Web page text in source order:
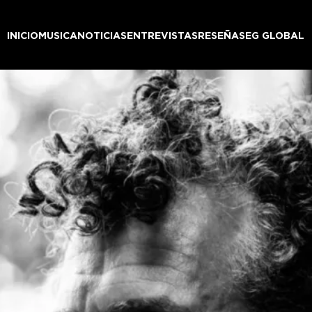
INICIOMUSICANOTICIASENTREVISTASRESEÑASEG GLOBAL